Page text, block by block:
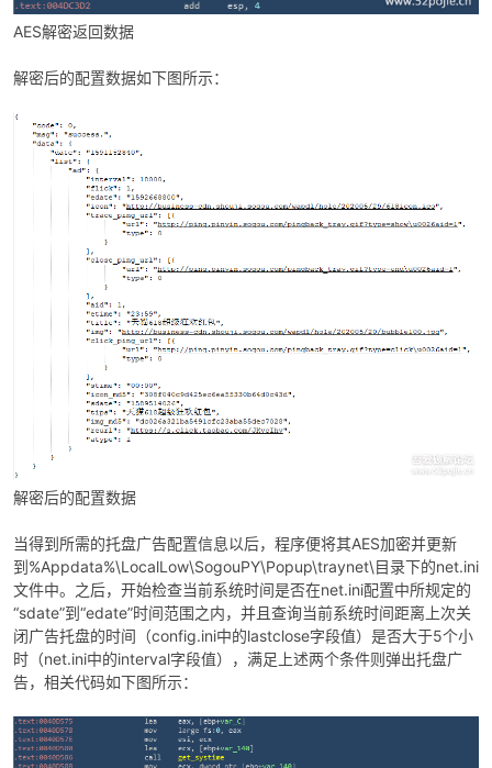
AES解密返回数据
解密后的配置数据如下图所示：
解密后的配置数据
当得到所需的托盘广告配置信息以后，程序便将其AES加密并更新
到%Appdata%\LocalLow\SogouPY\Popup\traynet\目录下的net.ini
文件中。之后，开始检查当前系统时间是否在net.ini配置中所规定的
“sdate”到“edate”时间范围之内，并且查询当前系统时间距离上次关
闭广告托盘的时间（config.ini中的lastclose字段值）是否大于5个小
时（net.ini中的interval字段值），满足上述两个条件则弹出托盘广
告，相关代码如下图所示：